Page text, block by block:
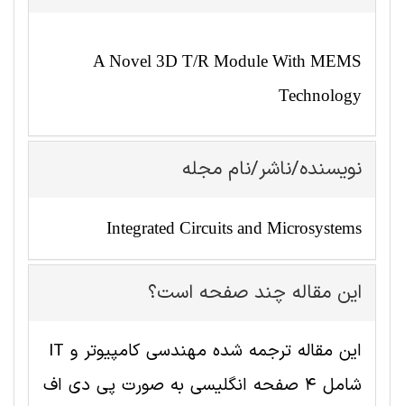
A Novel 3D T/R Module With MEMS
Technology
نویسنده/ناشر/نام مجله
Integrated Circuits and Microsystems
این مقاله چند صفحه است؟
این مقاله ترجمه شده مهندسی کامپیوتر و IT
شامل 4 صفحه انگلیسی به صورت پی دی اف